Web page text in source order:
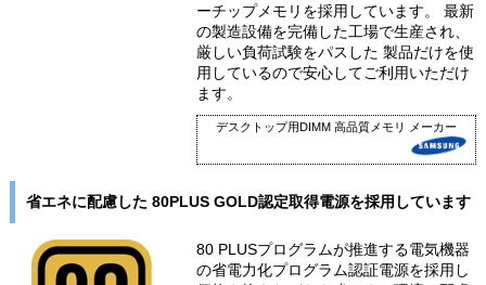
ーチップメモリを採用しています。 最新
の製造設備を完備した工場で生産され、
厳しい負荷試験をパスした 製品だけを使
用しているので安心してご利用いただけ
ます。
デスクトップ用DIMM 高品質メモリ メーカー
省エネに配慮した 80PLUS GOLD認定取得電源を採用しています
80 PLUSプログラムが推進する電気機器
の省電力化プログラム認証電源を採用し